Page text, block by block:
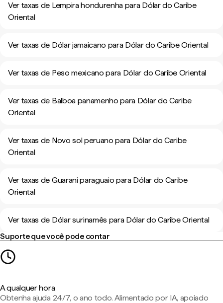
Ver taxas de Lempira hondurenha para Dólar do Caribe
Oriental
Ver taxas de Dólar jamaicano para Dólar do Caribe Oriental
Ver taxas de Peso mexicano para Dólar do Caribe Oriental
Ver taxas de Balboa panamenho para Dólar do Caribe
Oriental
Ver taxas de Novo sol peruano para Dólar do Caribe
Oriental
Ver taxas de Guarani paraguaio para Dólar do Caribe
Oriental
Ver taxas de Dólar surinamês para Dólar do Caribe Oriental
Suporte que você pode contar
A qualquer hora
Obtenha ajuda 24/7, o ano todo. Alimentado por IA, apoiado